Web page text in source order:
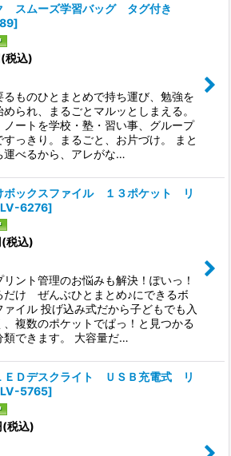
スムーズ学習バッグ タグ付き
]
(税込)
るものひとまとめで持ち運び、勉強を
られ、まるごとマルッとしまえる。
ノートを学校・塾・習い事、グループ
すっきり。まるごと、お片づけ。 まと
運べるから、アレがな…
ボックスファイル １３ポケット リ
LV-6276]
(税込)
リント管理のお悩みも解決！ぽいっ！
だけ ぜんぶひとまとめ♪にできるボ
ァイル 投げ込み式だから子どもでも入
、複数のポケットでぱっ！と見つかる
類できます。 大容量だ…
ＥＤデスクライト ＵＳＢ充電式 リ
LV-5765]
(税込)